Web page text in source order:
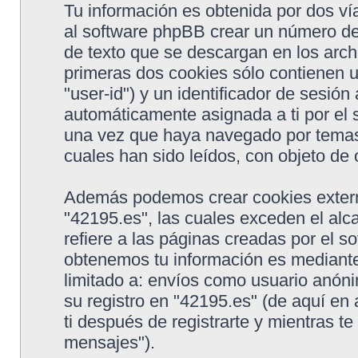
Tu información es obtenida por dos
al software phpBB crear un número
de texto que se descargan en los
primeras dos cookies sólo contienen
"user-id") y un identificador de
automáticamente asignada a ti por
una vez que haya navegado por
cuales han sido leídos, con objeto
Además podemos crear cookies
"42195.es", las cuales exceden el
refiere a las páginas creadas por el
obtenemos tu información es
limitado a: envíos como usuario
su registro en "42195.es" (de aquí
ti después de registrarte y mientras
mensajes").